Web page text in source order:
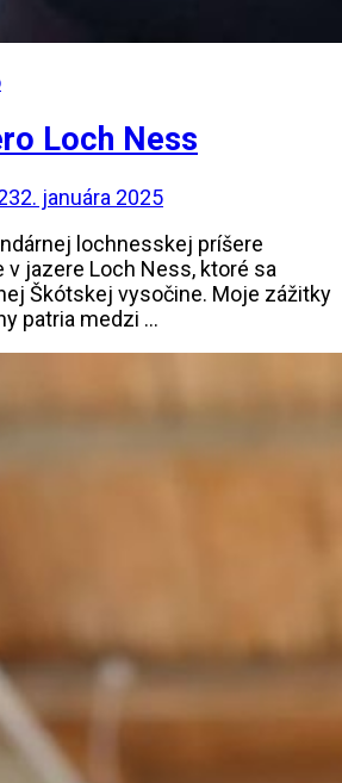
Loch Ness
2. januára 2025
lochnesskej príšere
v jazere Loch Ness, ktoré sa
Škótskej vysočine. Moje zážitky
patria medzi …